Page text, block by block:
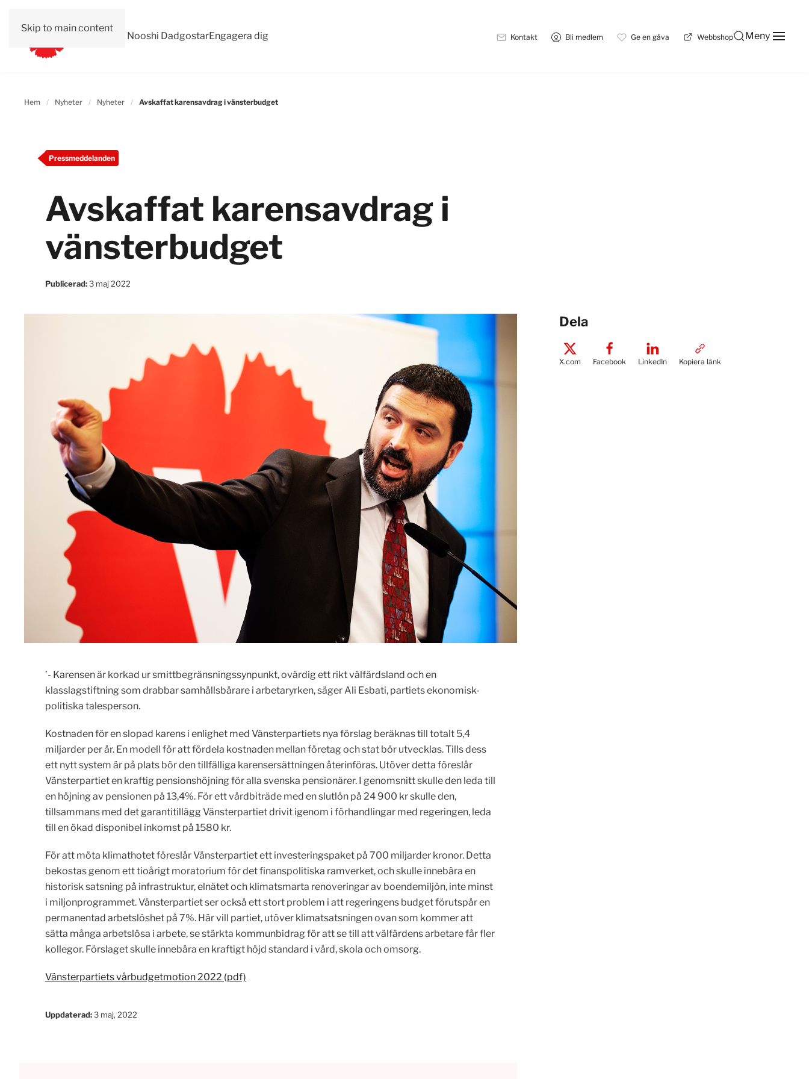
Skip to main content
Om Nooshi DadgostarEngagera dig Kontakt Bli medlem Ge en gåva Webbshop Meny
Hem Nyheter Nyheter Avskaff­at karens­avdrag i vänster­budget
Pressmeddelanden
Avskaff­at karens­avdrag i
vänster­budget
Publicerad:3 maj 2022
’- Karensen är korkad ur smittbegränsningssynpunkt, ovärdig ett rikt välfärdsland och en
klasslagstiftning som drabbar samhällsbärare i arbetaryrken, säger Ali Esbati, partiets ekonomisk-
politiska talesperson.
Kostnaden för en slopad karens i enlighet med Vänsterpartiets nya förslag beräknas till totalt 5,4
miljarder per år. En modell för att fördela kostnaden mellan företag och stat bör utvecklas. Tills dess
ett nytt system är på plats bör den tillfälliga karensersättningen återinföras. Utöver detta föreslår
Vänsterpartiet en kraftig pensionshöjning för alla svenska pensionärer. I genomsnitt skulle den leda till
en höjning av pensionen på 13,4%. För ett vårdbiträde med en slutlön på 24 900 kr skulle den,
tillsammans med det garantitillägg Vänsterpartiet drivit igenom i förhandlingar med regeringen, leda
till en ökad disponibel inkomst på 1580 kr.
För att möta klimathotet föreslår Vänsterpartiet ett investeringspaket på 700 miljarder kronor. Detta
bekostas genom ett tioårigt moratorium för det finanspolitiska ramverket, och skulle innebära en
historisk satsning på infrastruktur, elnätet och klimatsmarta renoveringar av boendemiljön, inte minst
i miljonprogrammet. Vänsterpartiet ser också ett stort problem i att regeringens budget förutspår en
permanentad arbetslöshet på 7%. Här vill partiet, utöver klimatsatsningen ovan som kommer att
sätta många arbetslösa i arbete, se stärkta kommunbidrag för att se till att välfärdens arbetare får fler
kollegor. Förslaget skulle innebära en kraftigt höjd standard i vård, skola och omsorg.
Vänsterpartiets vårbudgetmotion 2022 (pdf)
Uppdaterad:3 maj, 2022
Dela
X.com Facebook LinkedIn Kopiera länk